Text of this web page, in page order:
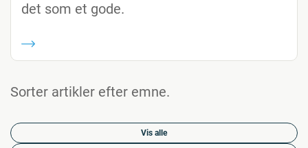
det som et gode.
Sorter artikler efter emne.
Vis alle